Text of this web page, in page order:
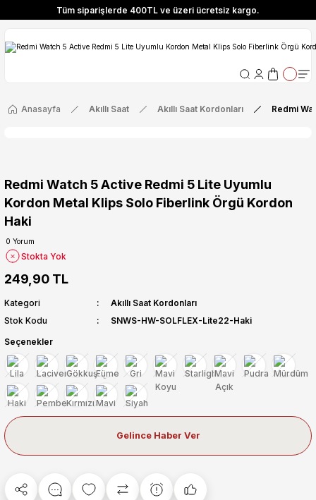
Tüm siparişlerde 400TL ve üzeri ücretsiz kargo.
Özel! YENI10 koduyla 400 TL ve üzeri alışverişlerinizde %10 indirim
Tüm siparişlerde 400TL ve üzeri ücretsiz kargo.
Özel! YENI10 koduyla 400 TL ve üzeri alışverişlerinizde %10 indirim
Anasayfa Akıllı Saat Akıllı Saat Kordonları Redmi
Redmi Watch 5 Active Redmi 5 Lite Uyumlu
Kordon Metal Klips Solo Fiberlink Örgü Kordon
Haki
0 Yorum
Stokta Yok
249,90 TL
Kategori
Akıllı Saat Kordonları
Stok Kodu
SNWS-HW-SOLFLEX-Lite22-Haki
Seçenekler
Gelince Haber Ver